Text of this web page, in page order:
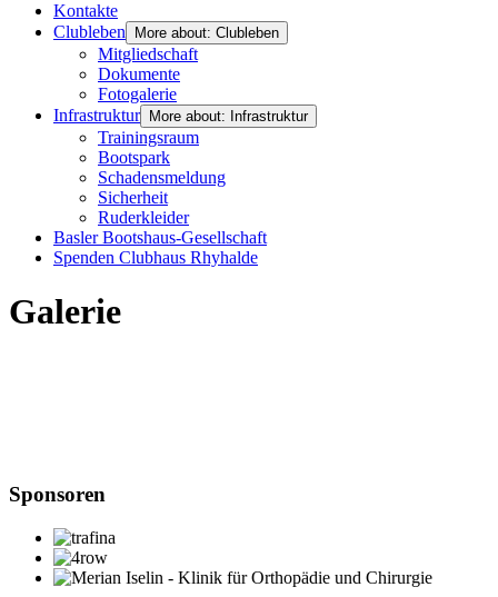
Kontakte
Clubleben
More about: Clubleben
Mitgliedschaft
Dokumente
Fotogalerie
Infrastruktur
More about: Infrastruktur
Trainingsraum
Bootspark
Schadensmeldung
Sicherheit
Ruderkleider
Basler Bootshaus-Gesellschaft
Spenden Clubhaus Rhyhalde
Galerie
Sponsoren